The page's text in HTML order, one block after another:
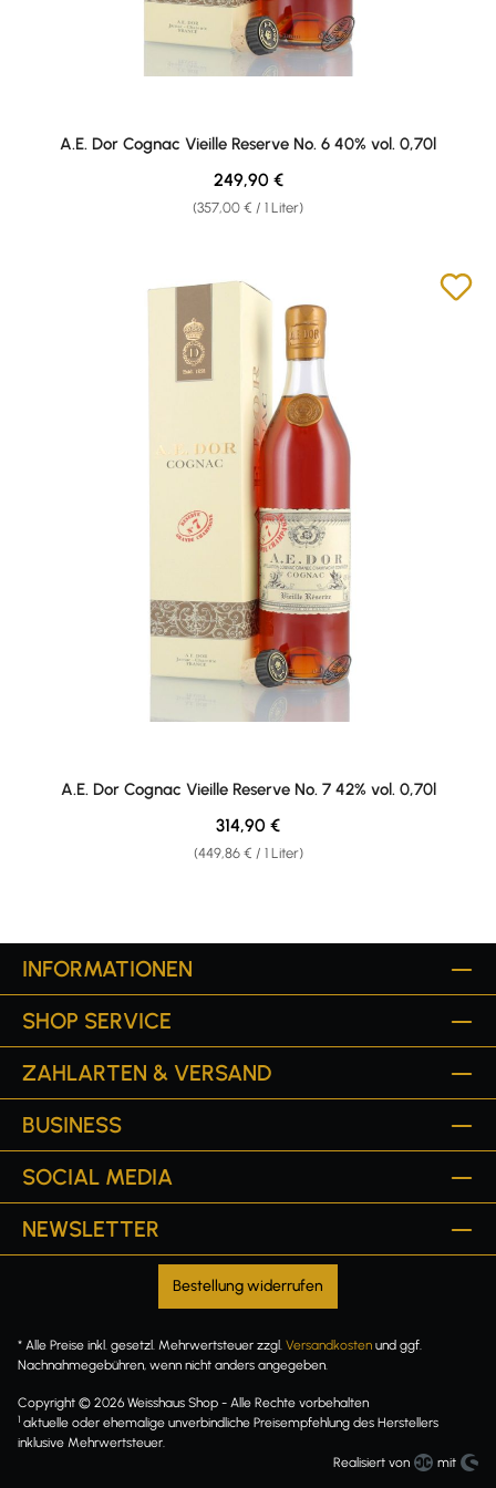
A.E. Dor Cognac Vieille Reserve No. 6 40% vol. 0,70l
(357,00 € / 1 Liter)
Regulärer Preis:
249,90 €
A.E. Dor Cognac Vieille Reserve No. 7 42% vol. 0,70l
(449,86 € / 1 Liter)
Regulärer Preis:
314,90 €
INFORMATIONEN
SHOP SERVICE
ZAHLARTEN & VERSAND
BUSINESS
SOCIAL MEDIA
NEWSLETTER
Bestellung widerrufen
* Alle Preise inkl. gesetzl. Mehrwertsteuer zzgl. Versandkosten und ggf.
Nachnahmegebühren, wenn nicht anders angegeben.
Copyright © 2026 Weisshaus Shop - Alle Rechte vorbehalten
1 aktuelle oder ehemalige unverbindliche Preisempfehlung des Herstellers
inklusive Mehrwertsteuer.
Realisiert von
mit